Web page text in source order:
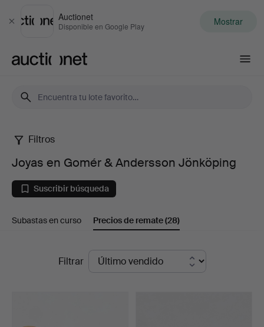
Cerrar
Auctionet
Disponible en Google Play Mostrar
Joyas
en
Gomér
Andersson
Filtros
Joyas en Gomér & Andersson Jönköping
Suscribir búsqueda
Subastas en curso Precios de remate(28)
Filtrar